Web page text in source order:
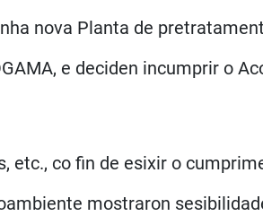
nova Planta de
e deciden incumprir o
etc., co fin de esixir o
mostraron